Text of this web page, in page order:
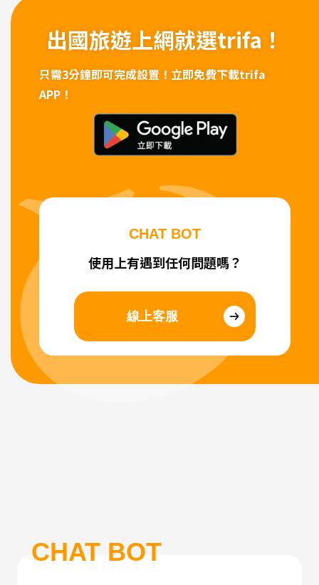
出國旅遊上網就選trifa！
只需3分鐘即可完成設置！ 立即免費下載trifa
APP！
CHAT BOT
使用上有遇到任何問題嗎？
線上客服
CHAT BOT